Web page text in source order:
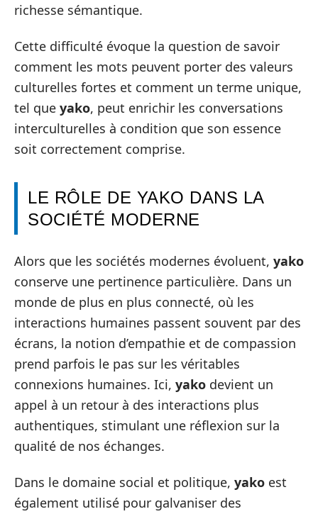
richesse sémantique.
Cette difficulté évoque la question de savoir
comment les mots peuvent porter des valeurs
culturelles fortes et comment un terme unique,
tel que yako, peut enrichir les conversations
interculturelles à condition que son essence
soit correctement comprise.
LE RÔLE DE YAKO DANS LA
SOCIÉTÉ MODERNE
Alors que les sociétés modernes évoluent, yako
conserve une pertinence particulière. Dans un
monde de plus en plus connecté, où les
interactions humaines passent souvent par des
écrans, la notion d’empathie et de compassion
prend parfois le pas sur les véritables
connexions humaines. Ici, yako devient un
appel à un retour à des interactions plus
authentiques, stimulant une réflexion sur la
qualité de nos échanges.
Dans le domaine social et politique, yako est
également utilisé pour galvaniser des